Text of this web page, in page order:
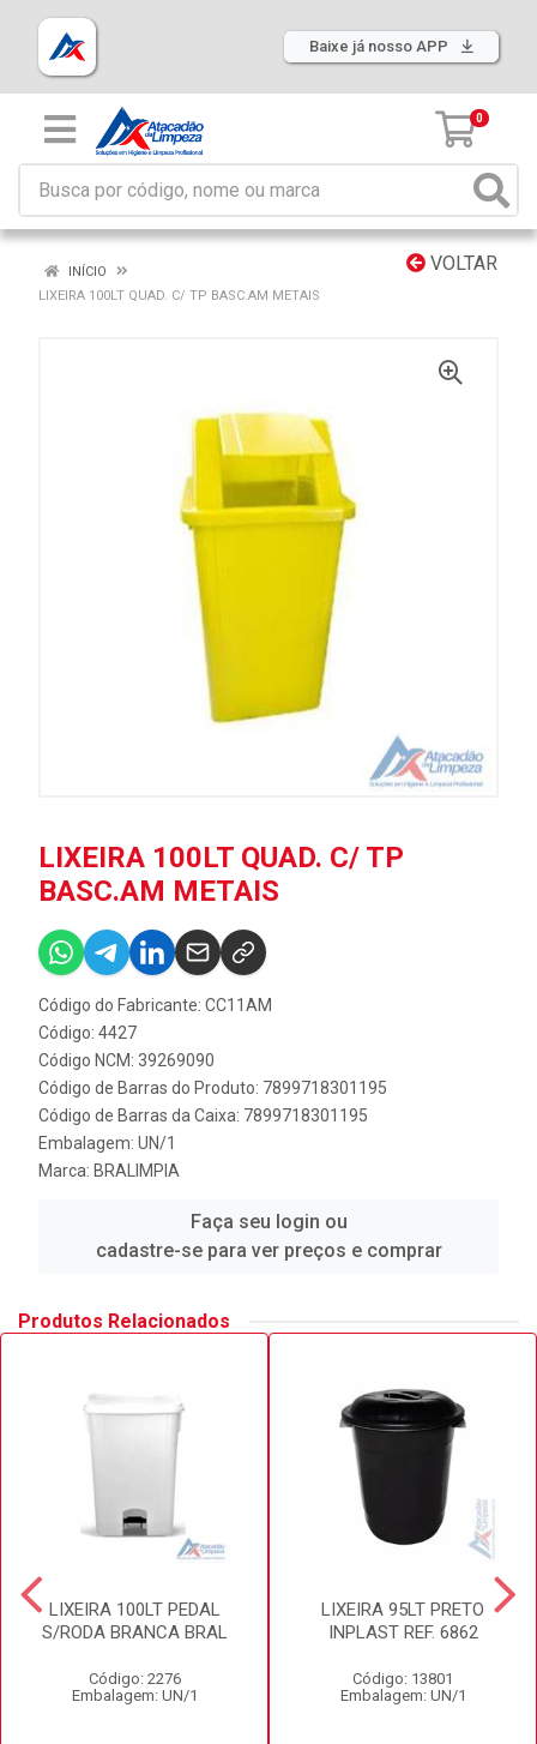
Baixe já nosso APP
0
VOLTAR
INÍCIO
LIXEIRA 100LT QUAD. C/ TP BASC.AM METAIS
LIXEIRA 100LT QUAD. C/ TP
BASC.AM METAIS
Código do Fabricante: CC11AM
Código: 4427
Código NCM: 39269090
Código de Barras do Produto: 7899718301195
Código de Barras da Caixa: 7899718301195
Embalagem: UN/1
Marca: BRALIMPIA
Faça seu login ou
cadastre-se para ver preços e comprar
Produtos Relacionados
LIXEIRA 100LT PEDAL
S/RODA BRANCA BRAL
Código: 2276
Embalagem: UN/1
LIXEIRA 95LT PRETO
INPLAST REF. 6862
Código: 13801
Embalagem: UN/1